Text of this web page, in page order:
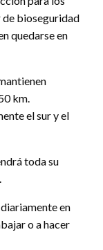
de bioseguridad
quedarse en
km.
el sur y el
toda su
en
o a hacer